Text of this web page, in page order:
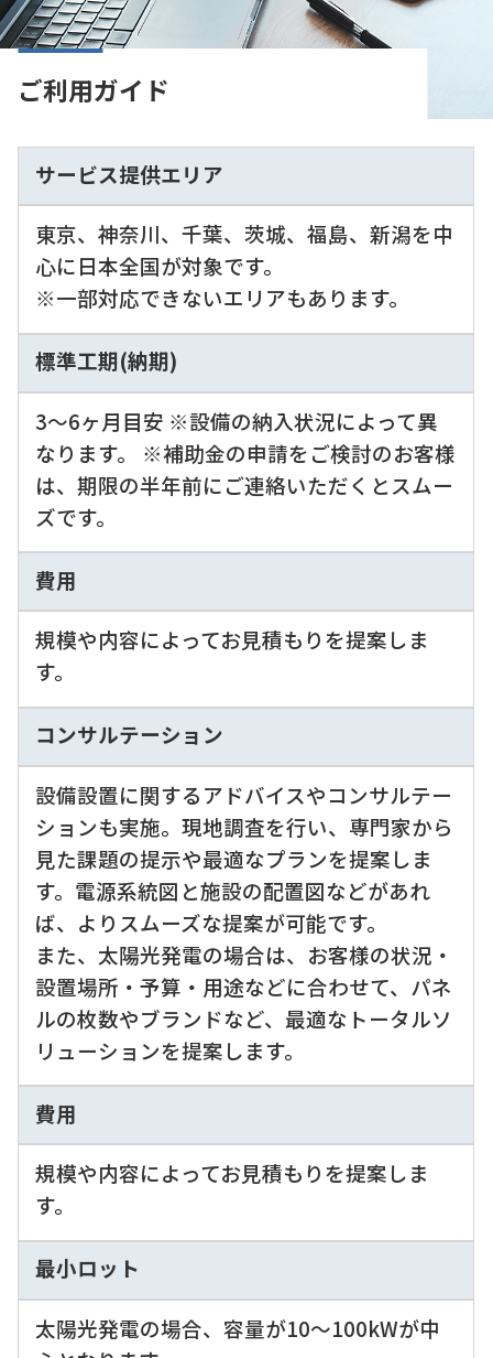
ご利用ガイド
サービス提供エリア
東京、神奈川、千葉、茨城、福島、新潟を中
心に日本全国が対象です。
※一部対応できないエリアもあります。
標準工期(納期)
3〜6ヶ月目安 ※設備の納入状況によって異
なります。 ※補助金の申請をご検討のお客様
は、期限の半年前にご連絡いただくとスムー
ズです。
費用
規模や内容によってお見積もりを提案しま
す。
コンサルテーション
設備設置に関するアドバイスやコンサルテー
ションも実施。現地調査を行い、専門家から
見た課題の提示や最適なプランを提案しま
す。電源系統図と施設の配置図などがあれ
ば、よりスムーズな提案が可能です。
また、太陽光発電の場合は、お客様の状況・
設置場所・予算・用途などに合わせて、パネ
ルの枚数やブランドなど、最適なトータルソ
リューションを提案します。
費用
規模や内容によってお見積もりを提案しま
す。
最小ロット
太陽光発電の場合、容量が10〜100kWが中